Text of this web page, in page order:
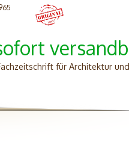
für Architektur